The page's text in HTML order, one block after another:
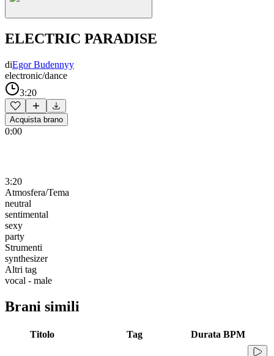
ELECTRIC PARADISE
diEgor Budennyy
electronic/dance
3:20
Acquista brano
0:00
3:20
Atmosfera/Tema
neutral
sentimental
sexy
party
Strumenti
synthesizer
Altri tag
vocal - male
Brani simili
Titolo Tag Durata BPM